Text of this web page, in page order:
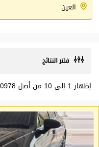
العين
فلتر النتائج
إظهار 1 إلى 10 من أصل 40978 إعــلان